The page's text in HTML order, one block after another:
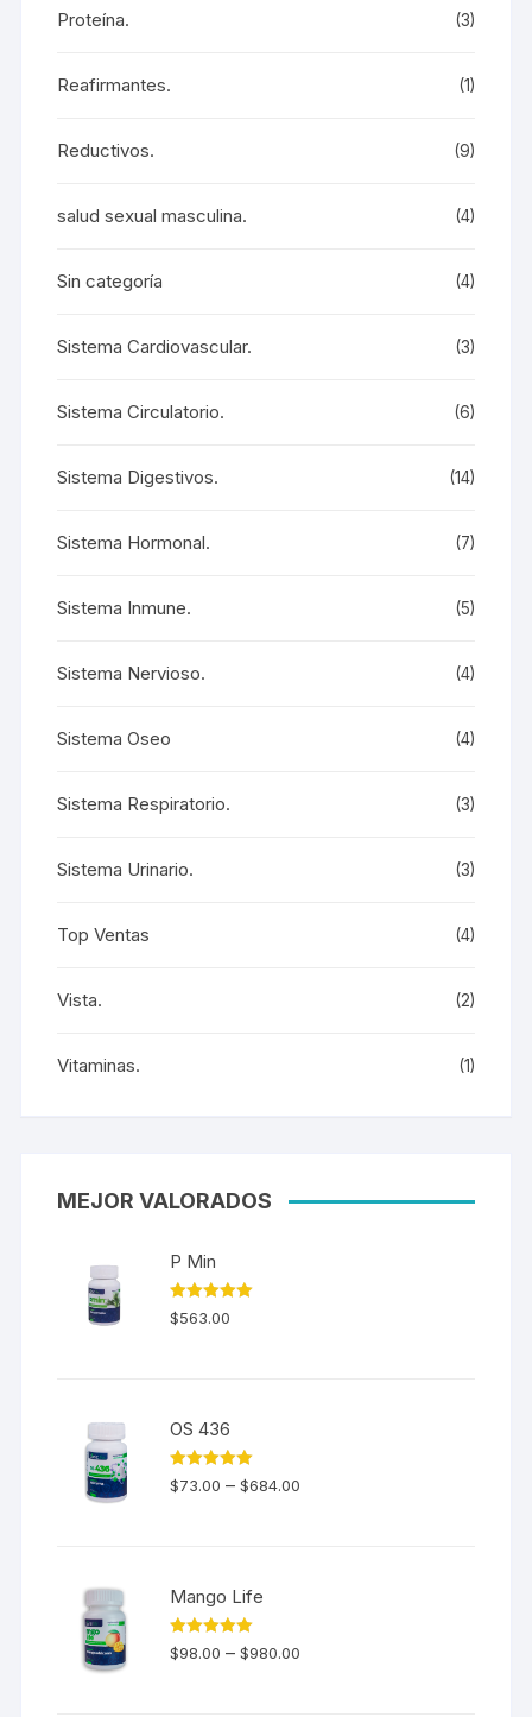
Proteína. (3)
Reafirmantes. (1)
Reductivos. (9)
salud sexual masculina. (4)
Sin categoría (4)
Sistema Cardiovascular. (3)
Sistema Circulatorio. (6)
Sistema Digestivos. (14)
Sistema Hormonal. (7)
Sistema Inmune. (5)
Sistema Nervioso. (4)
Sistema Oseo (4)
Sistema Respiratorio. (3)
Sistema Urinario. (3)
Top Ventas (4)
Vista. (2)
Vitaminas. (1)
MEJOR VALORADOS
P Min
Valorado en
5.00 de 5
$563.00
OS 436
Valorado en
5.00 de 5
$73.00 –$684.00
Mango Life
Valorado en
5.00 de 5
$98.00 –$980.00